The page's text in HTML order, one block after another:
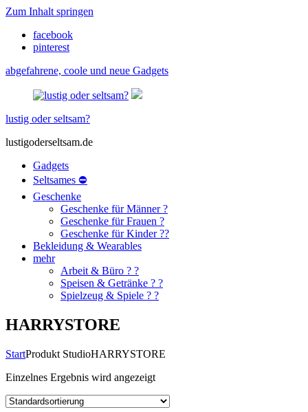
Zum Inhalt springen
facebook
pinterest
abgefahrene, coole und neue Gadgets
lustig oder seltsam?
lustigoderseltsam.de
Gadgets
Seltsames ⛔
Geschenke
Geschenke für Männer ?
Geschenke für Frauen ?
Geschenke für Kinder ??
Bekleidung & Wearables
mehr
Arbeit & Büro ? ?
Speisen & Getränke ? ?
Spielzeug & Spiele ? ?
HARRYSTORE
StartProdukt StudioHARRYSTORE
Einzelnes Ergebnis wird angezeigt